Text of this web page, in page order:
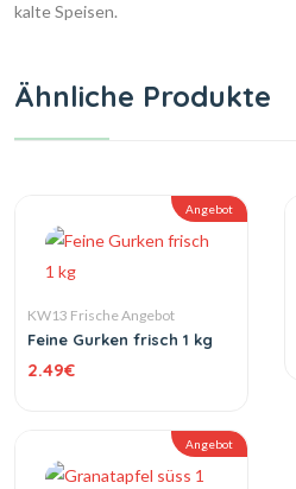
kalte Speisen.
Ähnliche Produkte
Angebot
KW13 Frische Angebot
Feine Gurken frisch 1 kg
2.49€
Angebot